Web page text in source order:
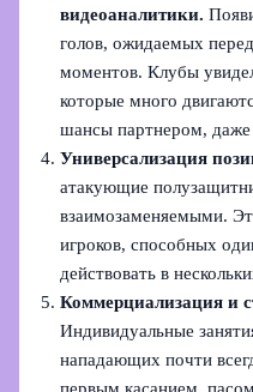
видеоаналитики.
голов, ожидаемых
моментов. Клубы
которые много
шансы партнером, даже
Универсализация
атакующие
взаимозаменяемыми.
игроков, способных
действовать в
Коммерциализация и
Индивидуальные
нападающих почти